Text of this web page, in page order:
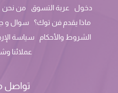
دخول عربة التسوق من نحن
ماذا يقدم فن توك؟
سوال و
الشروط والأحكام
سياسة
عملائنا
تواصل